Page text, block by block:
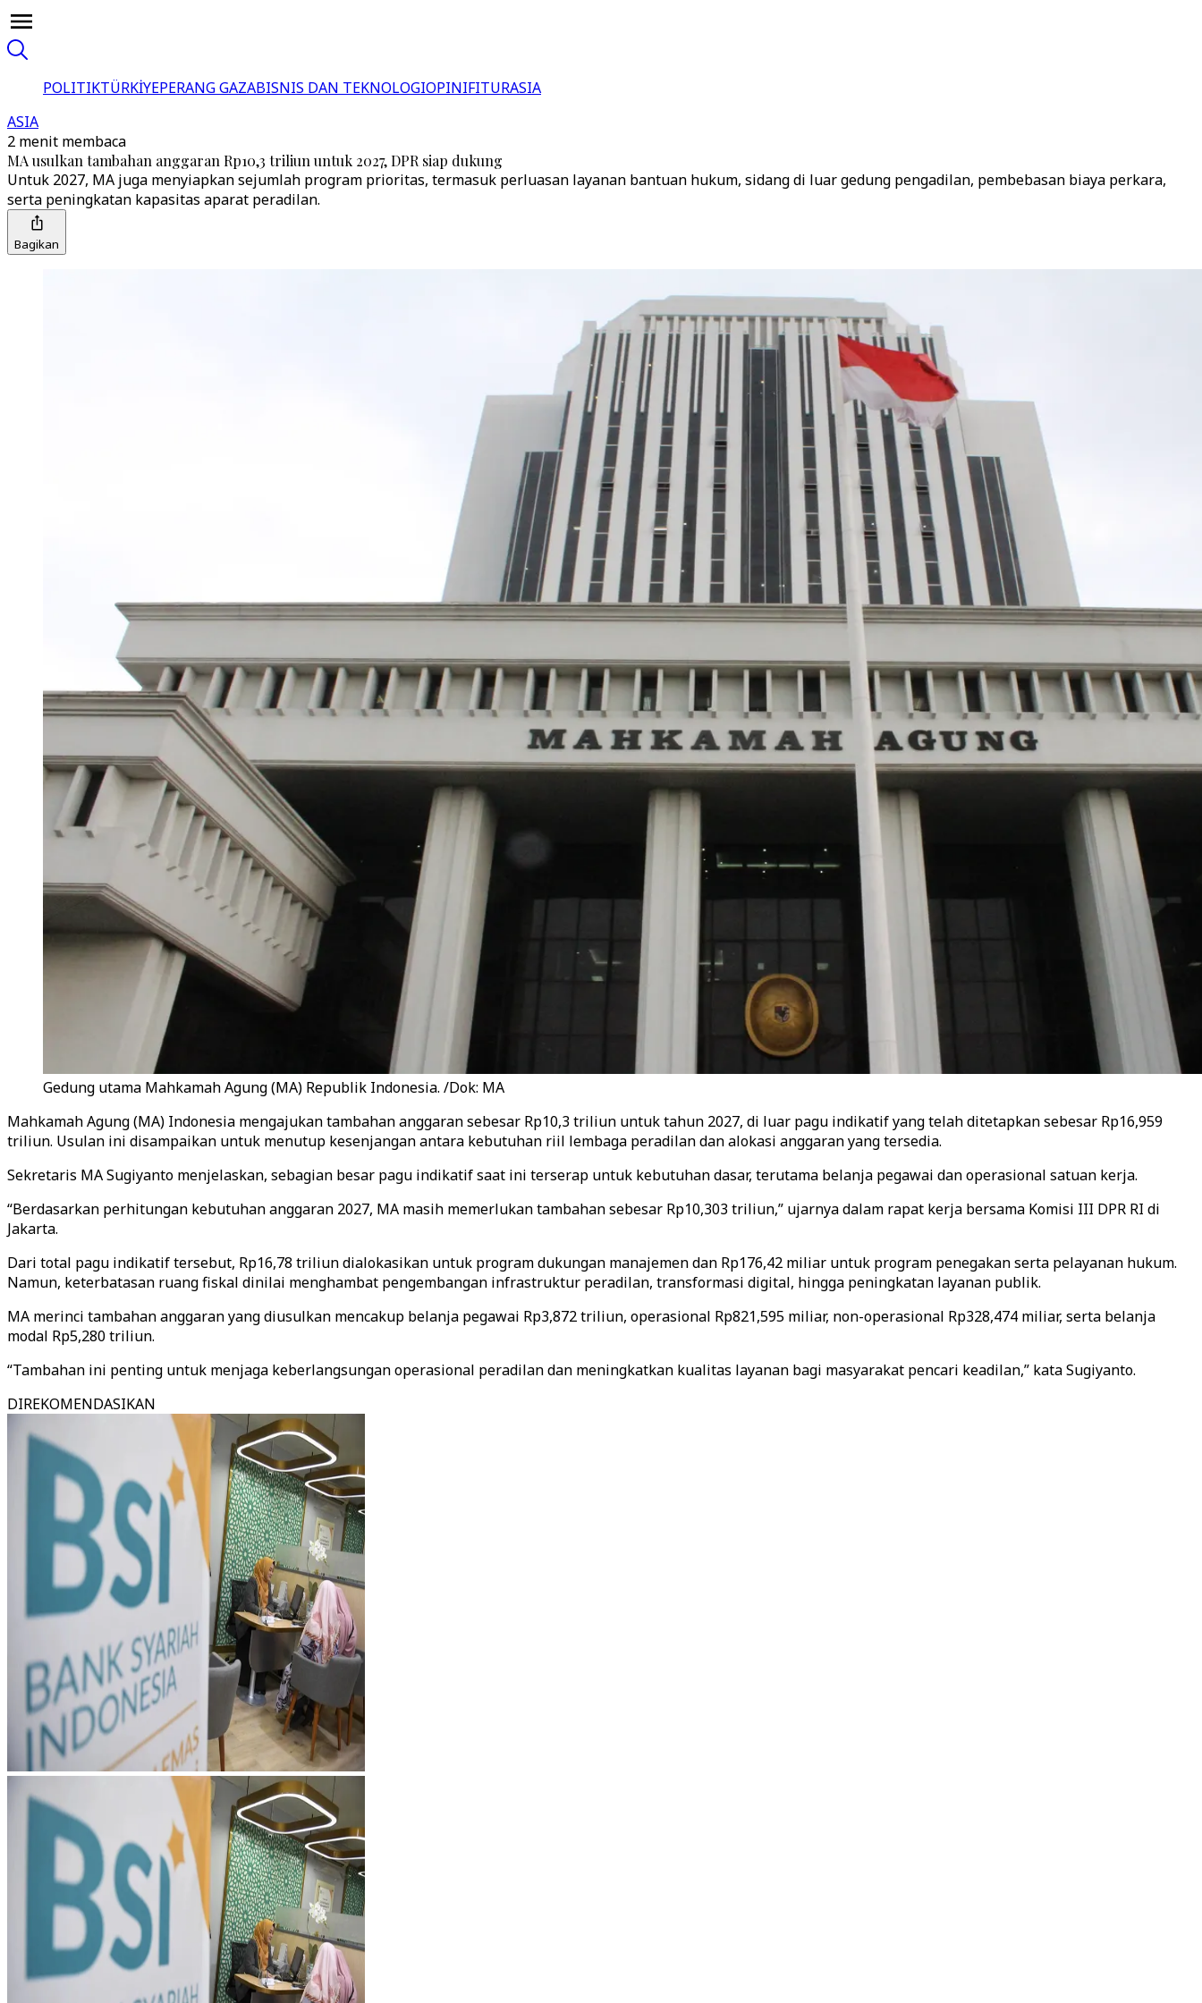
POLITIKTÜRKİYEPERANG GAZABISNIS DAN TEKNOLOGIOPINIFITURASIA
ASIA
2 menit membaca
MA usulkan tambahan anggaran Rp10,3 triliun untuk 2027, DPR siap dukung
Untuk 2027, MA juga menyiapkan sejumlah program prioritas, termasuk perluasan layanan bantuan hukum, sidang di luar gedung pengadilan, pembebasan biaya perkara,
serta peningkatan kapasitas aparat peradilan.
Bagikan
Gedung utama Mahkamah Agung (MA) Republik Indonesia. /Dok: MA
Mahkamah Agung (MA) Indonesia mengajukan tambahan anggaran sebesar Rp10,3 triliun untuk tahun 2027, di luar pagu indikatif yang telah ditetapkan sebesar Rp16,959
triliun. Usulan ini disampaikan untuk menutup kesenjangan antara kebutuhan riil lembaga peradilan dan alokasi anggaran yang tersedia.
Sekretaris MA Sugiyanto menjelaskan, sebagian besar pagu indikatif saat ini terserap untuk kebutuhan dasar, terutama belanja pegawai dan operasional satuan kerja.
“Berdasarkan perhitungan kebutuhan anggaran 2027, MA masih memerlukan tambahan sebesar Rp10,303 triliun,” ujarnya dalam rapat kerja bersama Komisi III DPR RI di
Jakarta.
Dari total pagu indikatif tersebut, Rp16,78 triliun dialokasikan untuk program dukungan manajemen dan Rp176,42 miliar untuk program penegakan serta pelayanan hukum.
Namun, keterbatasan ruang fiskal dinilai menghambat pengembangan infrastruktur peradilan, transformasi digital, hingga peningkatan layanan publik.
MA merinci tambahan anggaran yang diusulkan mencakup belanja pegawai Rp3,872 triliun, operasional Rp821,595 miliar, non-operasional Rp328,474 miliar, serta belanja
modal Rp5,280 triliun.
“Tambahan ini penting untuk menjaga keberlangsungan operasional peradilan dan meningkatkan kualitas layanan bagi masyarakat pencari keadilan,” kata Sugiyanto.
DIREKOMENDASIKAN